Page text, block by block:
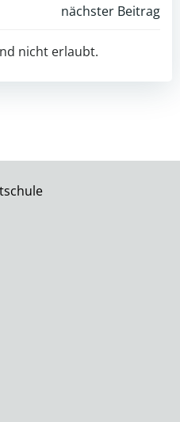
navigation
nächster Beitrag
nicht erlaubt.